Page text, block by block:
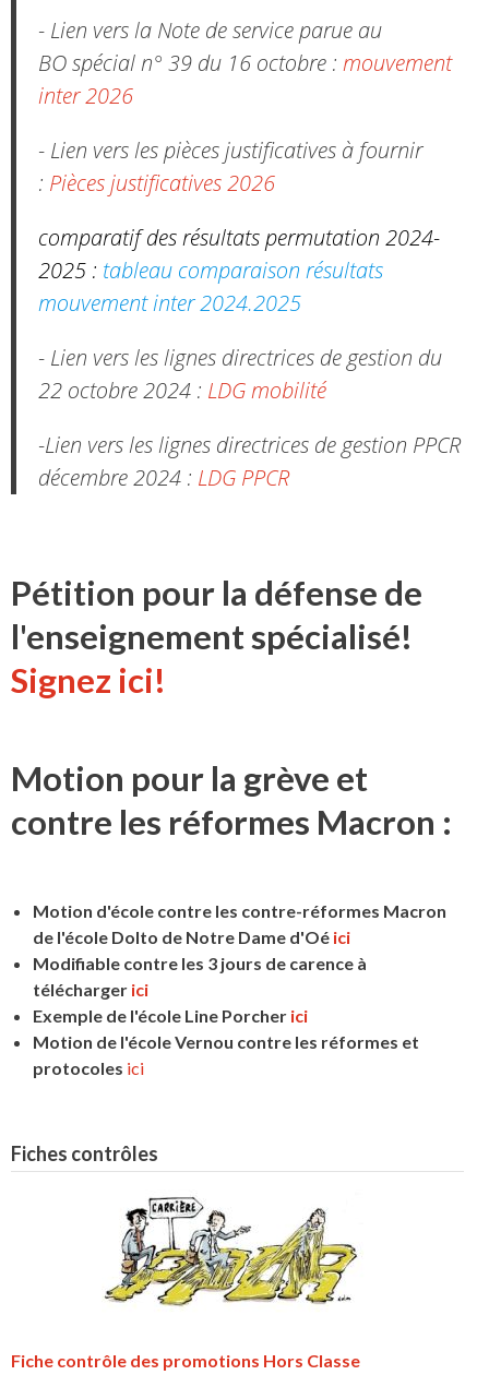
- Lien vers la Note de service parue au
BO spécial n° 39 du 16 octobre : mouvement
inter 2026
- Lien vers les pièces justificatives à fournir
: Pièces justificatives 2026
comparatif des résultats permutation 2024-
2025 : tableau comparaison résultats
mouvement inter 2024.2025
- Lien vers les lignes directrices de gestion du
22 octobre 2024 : LDG mobilité
-Lien vers les lignes directrices de gestion PPCR
décembre 2024 : LDG PPCR
Pétition pour la défense de
l'enseignement spécialisé!
Signez ici!
Motion pour la grève et
contre les réformes Macron :
Motion d'école contre les contre-réformes Macron
de l'école Dolto de Notre Dame d'Oé ici
Modifiable contre les 3 jours de carence à
télécharger ici
Exemple de l'école Line Porcher ici
Motion de l'école Vernou contre les réformes et
protocoles ici
Fiches contrôles
Fiche contrôle des promotions Hors Classe